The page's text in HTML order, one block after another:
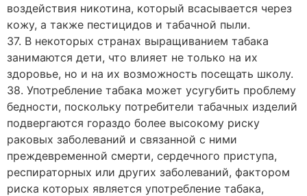
воздействия никотина, который всасывается через
кожу, а также пестицидов и табачной пыли.
37. В некоторых странах выращиванием табака
занимаются дети, что влияет не только на их
здоровье, но и на их возможность посещать школу.
38. Употребление табака может усугубить проблему
бедности, поскольку потребители табачных изделий
подвергаются гораздо более высокому риску
раковых заболеваний и связанной с ними
преждевременной смерти, сердечного приступа,
респираторных или других заболеваний, фактором
риска которых является употребление табака,